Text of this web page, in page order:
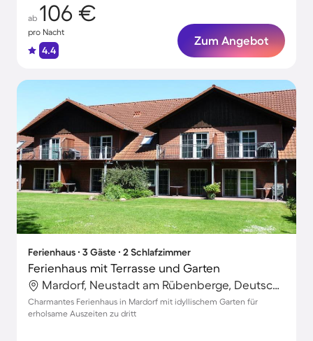
ab 106 €
pro Nacht
4.4
Zum Angebot
Ferienhaus ∙ 3 Gäste ∙ 2 Schlafzimmer
Ferienhaus mit Terrasse und Garten
Mardorf, Neustadt am Rübenberge, Deutschland
Charmantes Ferienhaus in Mardorf mit idyllischem Garten für
erholsame Auszeiten zu dritt